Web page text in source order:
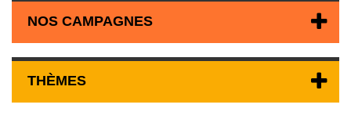
NOS CAMPAGNES
THÈMES